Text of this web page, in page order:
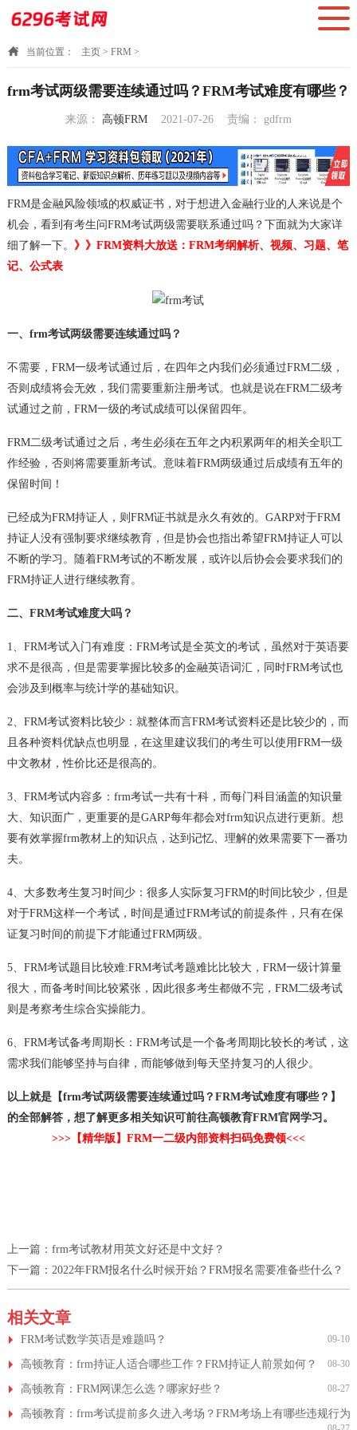
当前位置： 主页> FRM >
frm考试两级需要连续通过吗？FRM考试难度有哪些？
来源： 高顿FRM
2021-07-26
责编： gdfrm
FRM是金融风险领域的权威证书，对于想进入金融行业的人来说是个
机会，看到有考生问FRM考试两级需要联系通过吗？下面就为大家详
细了解一下。 》》FRM资料大放送：FRM考纲解析、视频、习题、笔
记、公式表
一、frm考试两级需要连续通过吗？
不需要，FRM一级考试通过后，在四年之内我们必须通过FRM二级，
否则成绩将会无效，我们需要重新注册考试。也就是说在FRM二级考
试通过之前，FRM一级的考试成绩可以保留四年。
FRM二级考试通过之后，考生必须在五年之内积累两年的相关全职工
作经验，否则将需要重新考试。意味着FRM两级通过后成绩有五年的
保留时间！
已经成为FRM持证人，则FRM证书就是永久有效的。GARP对于FRM
持证人没有强制要求继续教育，但是协会也指出希望FRM持证人可以
不断的学习。随着FRM考试的不断发展，或许以后协会会要求我们的
FRM持证人进行继续教育。
二、FRM考试难度大吗？
1、FRM考试入门有难度：FRM考试是全英文的考试，虽然对于英语要
求不是很高，但是需要掌握比较多的金融英语词汇，同时FRM考试也
会涉及到概率与统计学的基础知识。
2、FRM考试资料比较少：就整体而言FRM考试资料还是比较少的，而
且各种资料优缺点也明显，在这里建议我们的考生可以使用FRM一级
中文教材，性价比还是很高的。
3、FRM考试内容多：frm考试一共有十科，而每门科目涵盖的知识量
大、知识面广，更重要的是GARP每年都会对frm知识点进行更新。想
要有效掌握frm教材上的知识点，达到记忆、理解的效果需要下一番功
夫。
4、大多数考生复习时间少：很多人实际复习FRM的时间比较少，但是
对于FRM这样一个考试，时间是通过FRM考试的前提条件，只有在保
证复习时间的前提下才能通过FRM两级。
5、FRM考试题目比较难:FRM考试考题难比比较大，FRM一级计算量
很大，而备考时间比较紧张，因此很多考生都做不完，FRM二级考试
则是考察考生综合实操能力。
6、FRM考试备考周期长：FRM考试是一个备考周期比较长的考试，这
需求我们能够坚持与自律，而能够做到每天坚持复习的人很少。
以上就是【frm考试两级需要连续通过吗？FRM考试难度有哪些？】
的全部解答，想了解更多相关知识可前往高顿教育FRM官网学习。
>>>【精华版】FRM一二级内部资料扫码免费领<<<
上一篇： frm考试教材用英文好还是中文好？
下一篇： 2022年FRM报名什么时候开始？FRM报名需要准备些什么？
相关文章
FRM考试数学英语是难题吗？ 09-10
高顿教育：frm持证人适合哪些工作？FRM持证人前景如何？ 08-30
高顿教育：FRM网课怎么选？哪家好些？ 08-27
高顿教育：frm考试提前多久进入考场？FRM考场上有哪些违规行为